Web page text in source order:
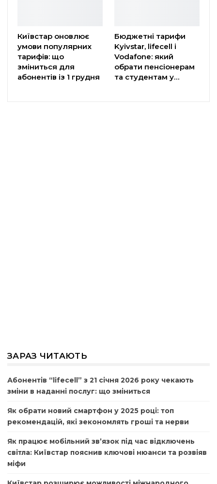
Київстар оновлює
умови популярних
тарифів: що
зміниться для
абонентів із 1 грудня
Бюджетні тарифи
Kyivstar, lifecell і
Vodafone: який
обрати пенсіонерам
та студентам у…
ЗАРАЗ ЧИТАЮТЬ
Абонентів “lifecell” з 21 січня 2026 року чекають
зміни в наданні послуг: що зміниться
Як обрати новий смартфон у 2025 році: топ
рекомендацій, які зекономлять гроші та нерви
Як працює мобільний зв’язок під час відключень
світла: Київстар пояснив ключові нюанси та розвіяв
міфи